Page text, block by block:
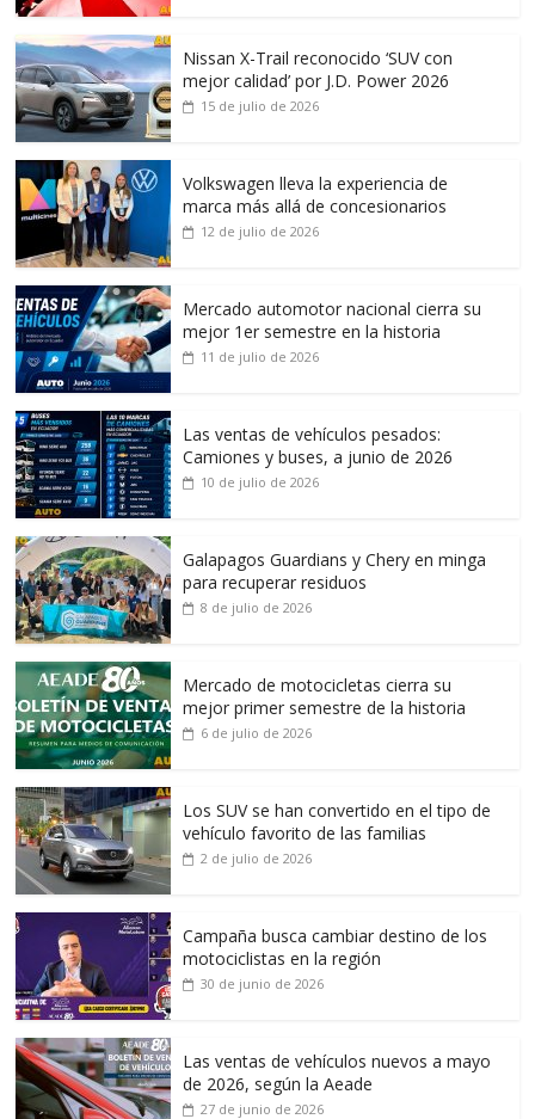
Nissan X-Trail reconocido ‘SUV con
mejor calidad’ por J.D. Power 2026
15 de julio de 2026
Volkswagen lleva la experiencia de
marca más allá de concesionarios
12 de julio de 2026
Mercado automotor nacional cierra su
mejor 1er semestre en la historia
11 de julio de 2026
Las ventas de vehículos pesados:
Camiones y buses, a junio de 2026
10 de julio de 2026
Galapagos Guardians y Chery en minga
para recuperar residuos
8 de julio de 2026
Mercado de motocicletas cierra su
mejor primer semestre de la historia
6 de julio de 2026
Los SUV se han convertido en el tipo de
vehículo favorito de las familias
2 de julio de 2026
Campaña busca cambiar destino de los
motociclistas en la región
30 de junio de 2026
Las ventas de vehículos nuevos a mayo
de 2026, según la Aeade
27 de junio de 2026